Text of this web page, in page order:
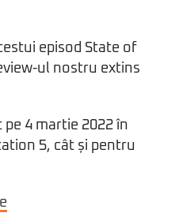
episod State of
ul nostru extins
4 martie 2022 în
5, cât și pentru